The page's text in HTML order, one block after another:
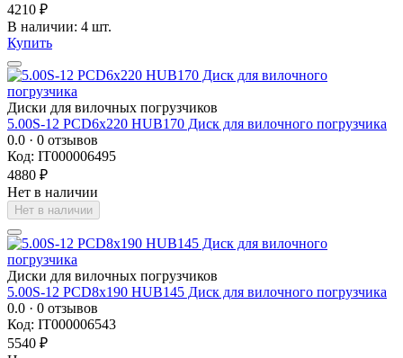
4210 ₽
В наличии: 4 шт.
Купить
Диски для вилочных погрузчиков
5.00S-12 PCD6x220 HUB170 Диск для вилочного погрузчика
0.0 · 0 отзывов
Код: IT000006495
4880 ₽
Нет в наличии
Нет в наличии
Диски для вилочных погрузчиков
5.00S-12 PCD8x190 HUB145 Диск для вилочного погрузчика
0.0 · 0 отзывов
Код: IT000006543
5540 ₽